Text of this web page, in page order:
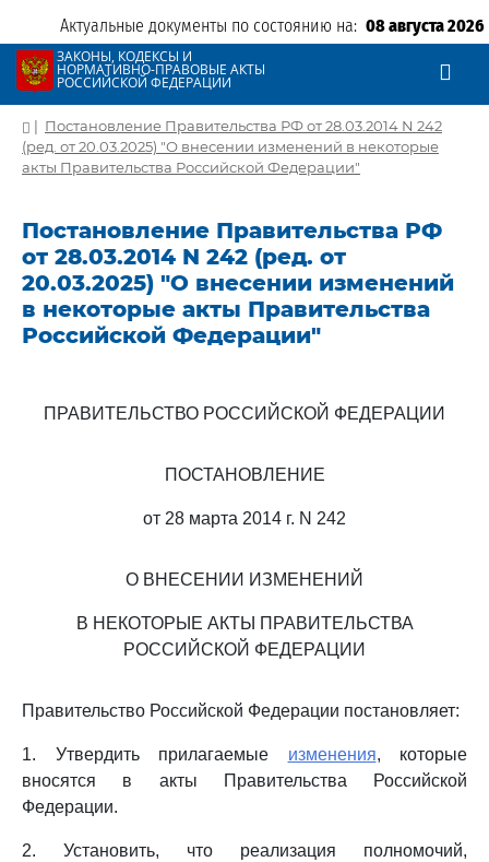
Актуальные документы по состоянию на: 08 августа 2026
ЗАКОНЫ, КОДЕКСЫ И
НОРМАТИВНО-ПРАВОВЫЕ АКТЫ
РОССИЙСКОЙ ФЕДЕРАЦИИ
| Постановление Правительства РФ от 28.03.2014 N 242
(ред. от 20.03.2025) "О внесении изменений в некоторые
акты Правительства Российской Федерации"
Постановление Правительства РФ
от 28.03.2014 N 242 (ред. от
20.03.2025) "О внесении изменений
в некоторые акты Правительства
Российской Федерации"
ПРАВИТЕЛЬСТВО РОССИЙСКОЙ ФЕДЕРАЦИИ
ПОСТАНОВЛЕНИЕ
от 28 марта 2014 г. N 242
О ВНЕСЕНИИ ИЗМЕНЕНИЙ
В НЕКОТОРЫЕ АКТЫ ПРАВИТЕЛЬСТВА
РОССИЙСКОЙ ФЕДЕРАЦИИ
Правительство Российской Федерации постановляет:
1. Утвердить прилагаемые изменения, которые
вносятся в акты Правительства Российской
Федерации.
2. Установить, что реализация полномочий,